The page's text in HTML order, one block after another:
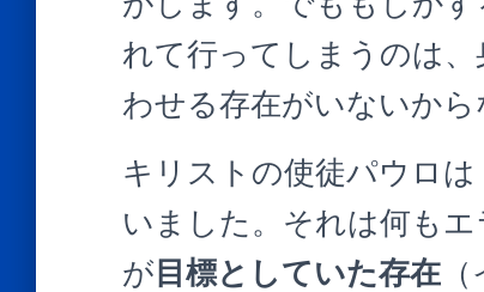
れて行ってしまうのは
わせる存在がいないから
キリストの使徒パウロ
いました。それは何も
が 目標としていた存在